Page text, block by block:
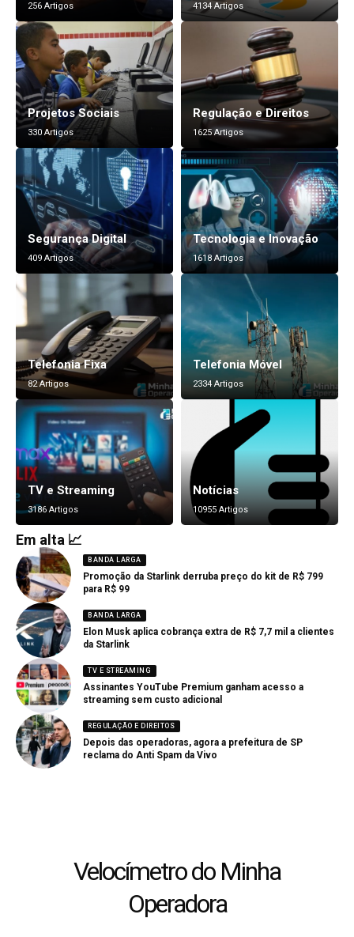
256 Artigos 4134 Artigos
Projetos Sociais
330 Artigos
Regulação e Direitos
1625 Artigos
Segurança Digital
409 Artigos
Tecnologia e Inovação
1618 Artigos
Telefonia Fixa
82 Artigos
Telefonia Móvel
2334 Artigos
TV e Streaming
3186 Artigos
Notícias
10955 Artigos
Em alta 📈
BANDA LARGA
Promoção da Starlink derruba preço do kit de R$ 799
para R$ 99
BANDA LARGA
Elon Musk aplica cobrança extra de R$ 7,7 mil a clientes
da Starlink
TV E STREAMING
Assinantes YouTube Premium ganham acesso a
streaming sem custo adicional
REGULAÇÃO E DIREITOS
Depois das operadoras, agora a prefeitura de SP
reclama do Anti Spam da Vivo
Velocímetro do Minha
Operadora